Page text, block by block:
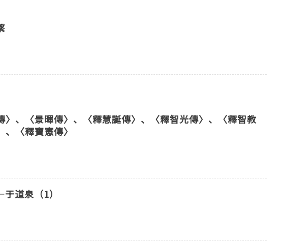
〉、〈景暉傳〉、〈釋慧誕傳〉、〈釋智光傳〉、〈釋智教
〈釋寶憲傳〉
道泉（1）